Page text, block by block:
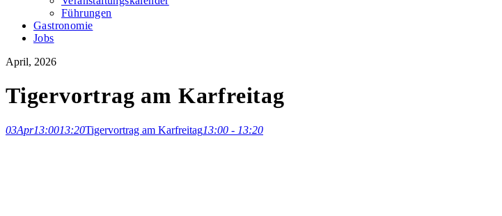
Führungen
Gastronomie
Jobs
April, 2026
Tigervortrag am Karfreitag
03Apr13:0013:20Tigervortrag am Karfreitag13:00 - 13:20